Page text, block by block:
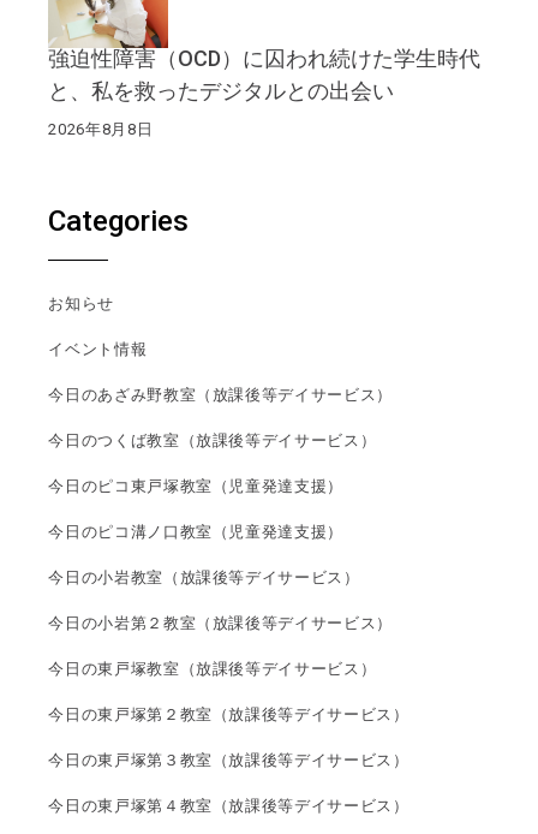
強迫性障害（OCD）に囚われ続けた学生時代
と、私を救ったデジタルとの出会い
2026年8月8日
Categories
お知らせ
イベント情報
今日のあざみ野教室（放課後等デイサービス）
今日のつくば教室（放課後等デイサービス）
今日のピコ東戸塚教室（児童発達支援）
今日のピコ溝ノ口教室（児童発達支援）
今日の小岩教室（放課後等デイサービス）
今日の小岩第２教室（放課後等デイサービス）
今日の東戸塚教室（放課後等デイサービス）
今日の東戸塚第２教室（放課後等デイサービス）
今日の東戸塚第３教室（放課後等デイサービス）
今日の東戸塚第４教室（放課後等デイサービス）